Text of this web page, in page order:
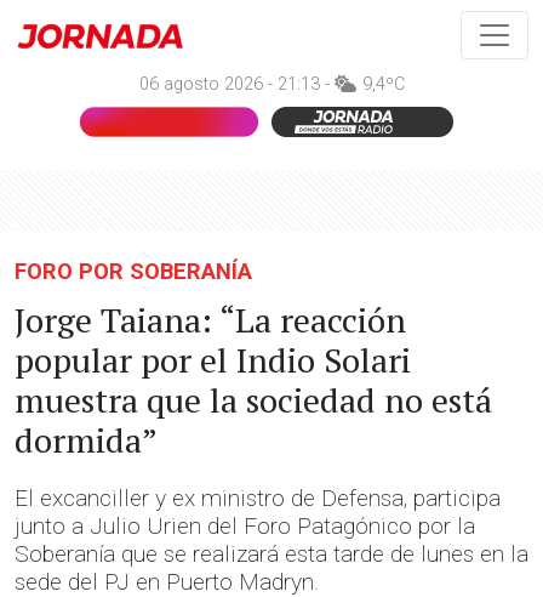
06 agosto 2026 - 21:13 - 9,4ºC
FORO POR SOBERANÍA
Jorge Taiana: “La reacción
popular por el Indio Solari
muestra que la sociedad no está
dormida”
El excanciller y ex ministro de Defensa, participa
junto a Julio Urien del Foro Patagónico por la
Soberanía que se realizará esta tarde de lunes en la
sede del PJ en Puerto Madryn.